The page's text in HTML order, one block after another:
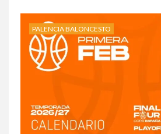
PALENCIA BALONCESTO